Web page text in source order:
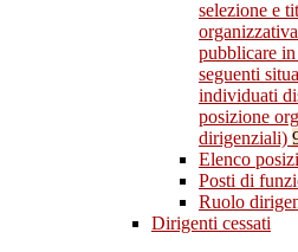
selezione e
pubblicare
seguenti
individuati
posizione
dirigenziali)
Elenco
Posti di
Ruolo
Dirigenti cessati